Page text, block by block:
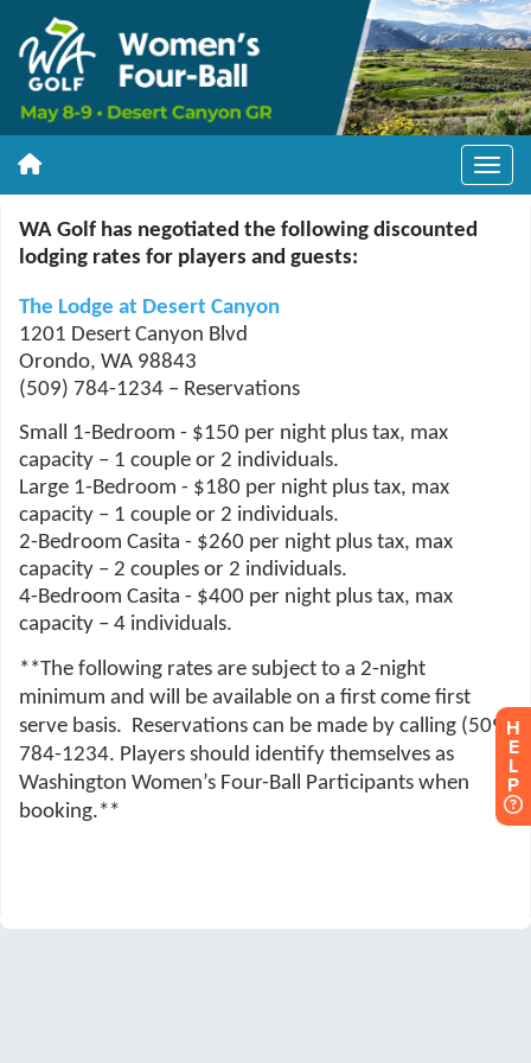
H
E
L
P